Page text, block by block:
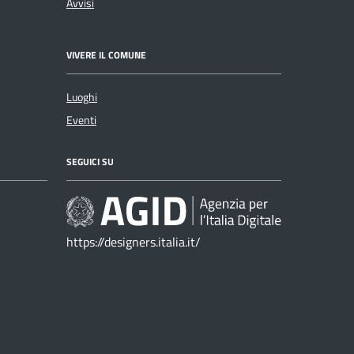
VIVERE IL COMUNE
Luoghi
Eventi
SEGUICI SU
https://designers.italia.it/